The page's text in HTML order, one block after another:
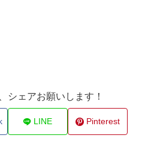
シェアお願いします！
LINE Pinterest